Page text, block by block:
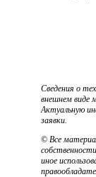
Сведения о
внешнем виде
Актуальную
заявки.
© Все
иное